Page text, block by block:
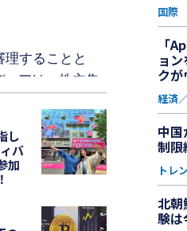
することと
アは、株主集
とエヌビディ
ディアの上訴を
フォンダーAB
。 投資管
し
バ
加
国際
「
ョ
クが
経済
中国
制限
トレ
北朝
験は